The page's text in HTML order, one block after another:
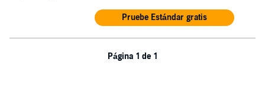
Pruebe Estándar gratis
Página 1 de 1